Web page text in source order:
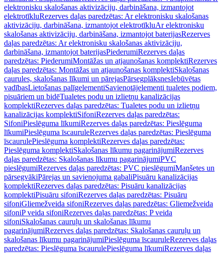
elektronisku skalošanas aktivizāciju, darbināšana, izmantojot
elektrotīkluRezerves daļas paredzētas: Ar elektronisku skalošanas
aktivizāciju, darbināšana, izmantojot elektrotīkluAr elektronisku
skalošanas aktivizāciju, darbināšana, izmantojot baterijasRezerves
daļas paredzētas: Ar elektronisku skalošanas aktivizāciju,
darbināšana, izmantojot baterijasPiederumiRezerves daļas
paredzētas: PiederumiMontāžas un atjaunošanas komplektiRezerves
daļas paredzētas: Montāžas un atjaunošanas komplektiSkalošanas
caurules, skalošanas līkumi un pārejasPārsegplāksnesIebūvētas
vadībasLietošanas palīgelementiSavienotājelementi tualetes podiem,
pisuāriem un bidēTualetes podu un izlietņu kanalizācijas
komplektiRezerves daļas paredzētas: Tualetes podu un izlietņu
kanalizācijas komplektiSifoniRezerves daļas paredzētas:
SifoniPieslēguma līkumiRezerves daļas paredzētas: Pieslēguma
līkumiPieslēguma īscauruleRezerves daļas paredzētas: Pieslēguma
īscaurulePieslēguma komplektiRezerves daļas paredzētas:
Pieslēguma komplektiSkalošanas līkumu pagarinājumiRezerves
daļas paredzētas: Skalošanas līkumu pagarinājumiPVC
pieslēgumiRezerves daļas paredzētas: PVC pieslēgumiManšetes un
pārsegvākiPārejas un savienojuma gabaliPisuāru kanalizācijas
komplektiRezerves daļas paredzētas: Pisuāru kanalizācijas
komplektiPisuāru sifoniRezerves daļas paredzētas: Pisuāru
sifoniGliemežveida sifoniRezerves daļas paredzētas: Gliemežveida
sifoniP veida sifoniRezerves daļas paredzētas: P veida
sifoniSkalošanas cauruļu un skalošanas līkumu
pagarinājumiRezerves daļas paredzētas: Skalošanas cauruļu un
skalošanas līkumu pagarinājumiPieslēguma īscauruleRezerves daļas
paredzētas: Pieslēguma īscaurulePieslēguma līkumiRezerves daļas